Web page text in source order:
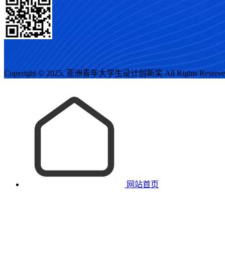
Copyright © 2025, 亚洲青年大学生设计创新奖 All Rights
网站首页